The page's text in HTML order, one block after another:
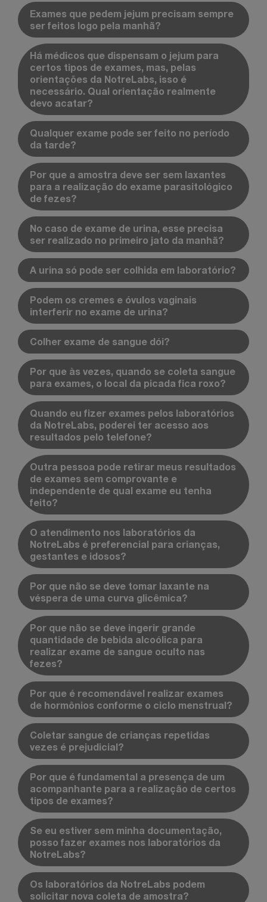
Exames que pedem jejum precisam sempre
ser feitos logo pela manhã?
Há médicos que dispensam o jejum para
certos tipos de exames, mas, pelas
orientações da NotreLabs, isso é
necessário. Qual orientação realmente
devo acatar?
Qualquer exame pode ser feito no período
da tarde?
Por que a amostra deve ser sem laxantes
para a realização do exame parasitológico
de fezes?
No caso de exame de urina, esse precisa
ser realizado no primeiro jato da manhã?
A urina só pode ser colhida em laboratório?
Podem os cremes e óvulos vaginais
interferir no exame de urina?
Colher exame de sangue dói?
Por que às vezes, quando se coleta sangue
para exames, o local da picada fica roxo?
Quando eu fizer exames pelos laboratórios
da NotreLabs, poderei ter acesso aos
resultados pelo telefone?
Outra pessoa pode retirar meus resultados
de exames sem comprovante e
independente de qual exame eu tenha
feito?
O atendimento nos laboratórios da
NotreLabs é preferencial para crianças,
gestantes e idosos?
Por que não se deve tomar laxante na
véspera de uma curva glicêmica?
Por que não se deve ingerir grande
quantidade de bebida alcoólica para
realizar exame de sangue oculto nas
fezes?
Por que é recomendável realizar exames
de hormônios conforme o ciclo menstrual?
Coletar sangue de crianças repetidas
vezes é prejudicial?
Por que é fundamental a presença de um
acompanhante para a realização de certos
tipos de exames?
Se eu estiver sem minha documentação,
posso fazer exames nos laboratórios da
NotreLabs?
Os laboratórios da NotreLabs podem
solicitar nova coleta de amostra?